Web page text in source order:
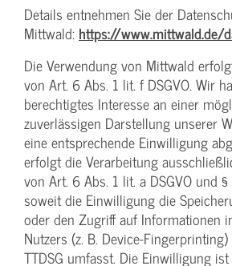
Details entnehmen Sie der
Mittwald: https://www.mittwald.de/
Die Verwendung von Mittwald
von Art. 6 Abs. 1 lit. f DSGVO. Wir
berechtigtes Interesse an einer
zuverlässigen Darstellung unserer
eine entsprechende Einwilligung
erfolgt die Verarbeitung
von Art. 6 Abs. 1 lit. a DSGVO und
soweit die Einwilligung die
oder den Zugriff auf Informationen
Nutzers (z. B. Device-
TTDSG umfasst. Die Einwilligung